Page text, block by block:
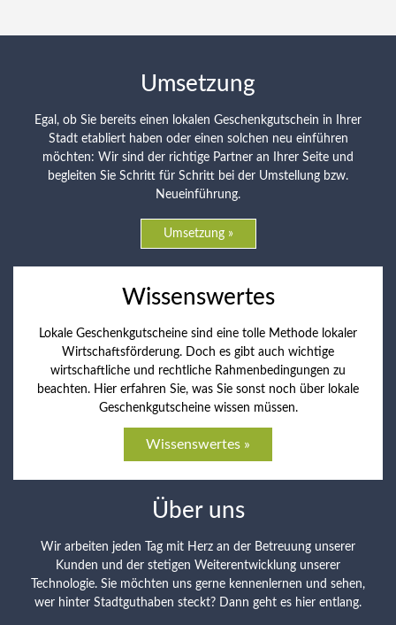
Umsetzung
Egal, ob Sie bereits einen lokalen Geschenkgutschein in Ihrer
Stadt etabliert haben oder einen solchen neu einführen
möchten: Wir sind der richtige Partner an Ihrer Seite und
begleiten Sie Schritt für Schritt bei der Umstellung bzw.
Neueinführung.
Umsetzung »
Wissenswertes
Lokale Geschenkgutscheine sind eine tolle Methode lokaler
Wirtschaftsförderung. Doch es gibt auch wichtige
wirtschaftliche und rechtliche Rahmenbedingungen zu
beachten. Hier erfahren Sie, was Sie sonst noch über lokale
Geschenkgutscheine wissen müssen.
Wissenswertes »
Über uns
Wir arbeiten jeden Tag mit Herz an der Betreuung unserer
Kunden und der stetigen Weiterentwicklung unserer
Technologie. Sie möchten uns gerne kennenlernen und sehen,
wer hinter Stadtguthaben steckt? Dann geht es hier entlang.